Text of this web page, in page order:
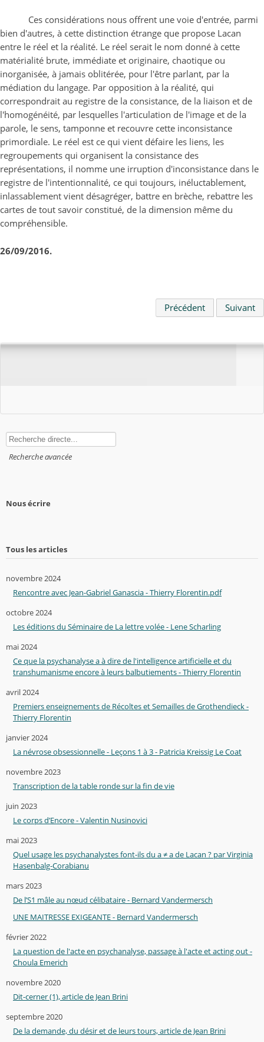
Rechercher
Recherche avancée
Nous écrire
Tous les articles
novembre 2024
Rencontre avec Jean-Gabriel Ganascia - Thierry Florentin.pdf
octobre 2024
Les éditions du Séminaire de La lettre volée - Lene Scharling
mai 2024
Ce que la psychanalyse a à dire de l'intelligence artificielle et du
transhumanisme encore à leurs balbutiements - Thierry Florentin
avril 2024
Premiers enseignements de Récoltes et Semailles de Grothendieck -
Thierry Florentin
janvier 2024
La névrose obsessionnelle - Leçons 1 à 3 - Patricia Kreissig Le Coat
novembre 2023
Transcription de la table ronde sur la fin de vie
juin 2023
Le corps d’Encore - Valentin Nusinovici
mai 2023
Quel usage les psychanalystes font-ils du a ≠ a de Lacan ? par Virginia
Hasenbalg-Corabianu
mars 2023
De l’S1 mâle au nœud célibataire - Bernard Vandermersch
UNE MAITRESSE EXIGEANTE - Bernard Vandermersch
février 2022
La question de l'acte en psychanalyse, passage à l'acte et acting out -
Choula Emerich
novembre 2020
Dit-cerner (1), article de Jean Brini
septembre 2020
De la demande, du désir et de leurs tours, article de Jean Brini
Ces considérations nous offrent une voie d'entrée, parmi
bien d'autres, à cette distinction étrange que propose Lacan
entre le réel et la réalité. Le réel serait le nom donné à cette
matérialité brute, immédiate et originaire, chaotique ou
inorganisée, à jamais oblitérée, pour l'être parlant, par la
médiation du langage. Par opposition à la réalité, qui
correspondrait au registre de la consistance, de la liaison et de
l'homogénéité, par lesquelles l'articulation de l'image et de la
parole, le sens, tamponne et recouvre cette inconsistance
primordiale. Le réel est ce qui vient défaire les liens, les
regroupements qui organisent la consistance des
représentations, il nomme une irruption d'inconsistance dans le
registre de l'intentionnalité, ce qui toujours, inéluctablement,
inlassablement vient désagréger, battre en brèche, rebattre les
cartes de tout savoir constitué, de la dimension même du
compréhensible.
26/09/2016.
Précédent Suivant